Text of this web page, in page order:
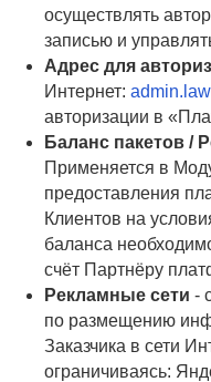
осуществлять
записью и
Адрес для
Интернет:
авторизации в
Баланс пакетов /
Применяется в
предоставления
Клиентов на
баланса
счёт Партнёру
Рекламные сети -
по размещению
Заказчика в сети
ограничиваясь: